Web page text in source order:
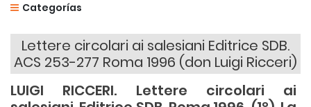
Categorías
Lettere circolari ai salesiani Editrice SDB.
ACS 253-277 Roma 1996 (don Luigi Ricceri)
LUIGI RICCERI. Lettere circolari ai